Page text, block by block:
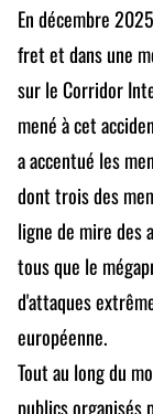
En décembre
fret et dans une
sur le Corridor
mené à cet
a accentué les
dont trois des
ligne de mire des
tous que le
d'attaques
européenne.
Tout au long du
publics organisés